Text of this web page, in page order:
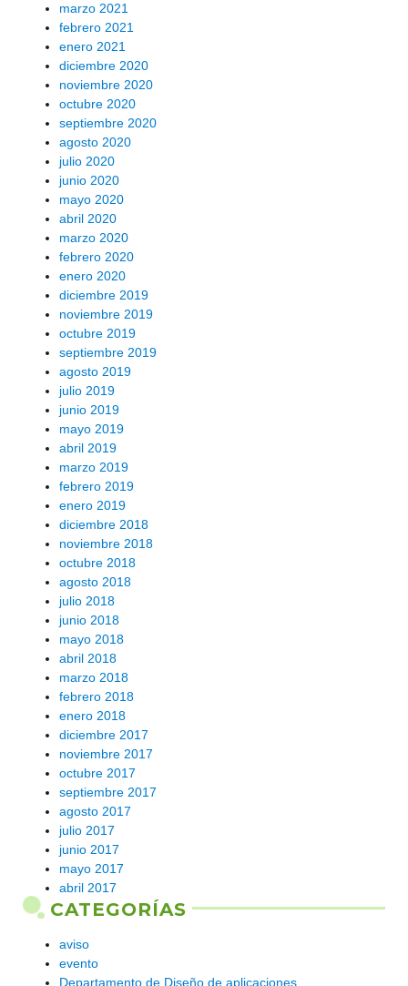
marzo 2021
febrero 2021
enero 2021
diciembre 2020
noviembre 2020
octubre 2020
septiembre 2020
agosto 2020
julio 2020
junio 2020
mayo 2020
abril 2020
marzo 2020
febrero 2020
enero 2020
diciembre 2019
noviembre 2019
octubre 2019
septiembre 2019
agosto 2019
julio 2019
junio 2019
mayo 2019
abril 2019
marzo 2019
febrero 2019
enero 2019
diciembre 2018
noviembre 2018
octubre 2018
agosto 2018
julio 2018
junio 2018
mayo 2018
abril 2018
marzo 2018
febrero 2018
enero 2018
diciembre 2017
noviembre 2017
octubre 2017
septiembre 2017
agosto 2017
julio 2017
junio 2017
mayo 2017
abril 2017
CATEGORÍAS
aviso
evento
Departamento de Diseño de aplicaciones